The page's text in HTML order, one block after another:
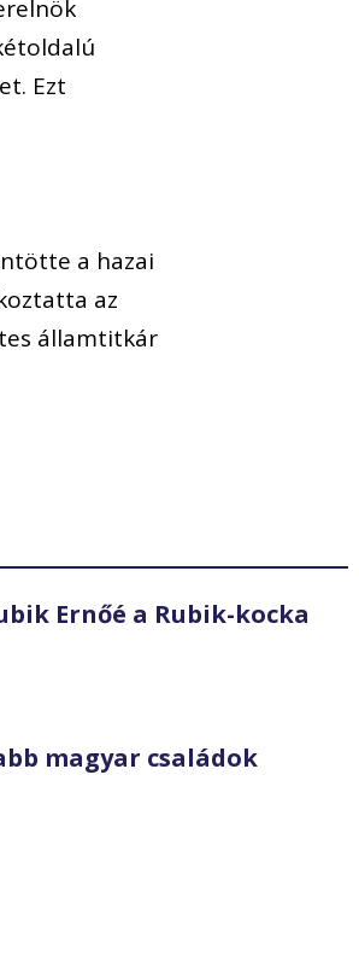
Ezt
a hazai
az
államtitkár
Ernőé a Rubik-kocka
magyar családok